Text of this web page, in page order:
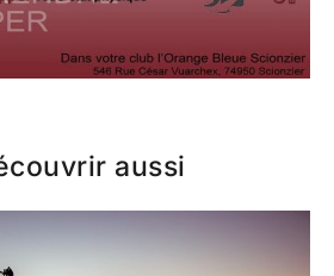
aussi